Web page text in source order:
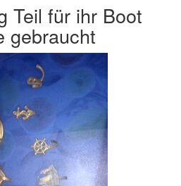
Teil für ihr Boot
gebraucht